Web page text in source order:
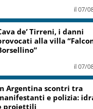
il 07/
la Guida
essere sul letto
il 07/
sparatoria in
di Bangkok: 7 morti